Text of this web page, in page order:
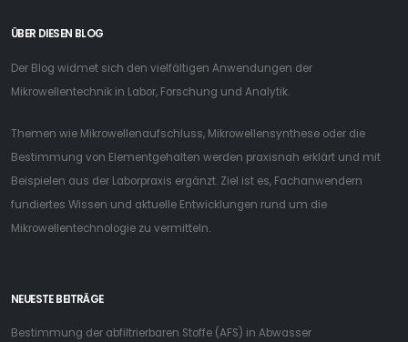
ÜBER DIESEN BLOG
Der Blog widmet sich den vielfältigen Anwendungen der
Mikrowellentechnik in Labor, Forschung und Analytik.
Themen wie Mikrowellenaufschluss, Mikrowellensynthese oder die
Bestimmung von Elementgehalten werden praxisnah erklärt und mit
Beispielen aus der Laborpraxis ergänzt. Ziel ist es, Fachanwendern
fundiertes Wissen und aktuelle Entwicklungen rund um die
Mikrowellentechnologie zu vermitteln.
NEUESTE BEITRÄGE
Bestimmung der abfiltrierbaren Stoffe (AFS) in Abwasser